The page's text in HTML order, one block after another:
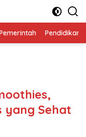
Pendidikan
yang Sehat